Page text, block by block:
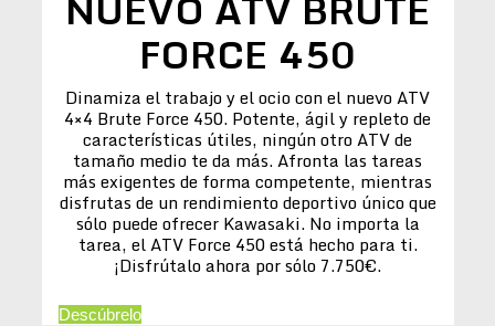
FORCE 450
Dinamiza el trabajo y el ocio con el nuevo ATV
4×4 Brute Force 450. Potente, ágil y repleto de
características útiles, ningún otro ATV de
tamaño medio te da más. Afronta las tareas
más exigentes de forma competente, mientras
disfrutas de un rendimiento deportivo único que
sólo puede ofrecer Kawasaki. No importa la
tarea, el ATV Force 450 está hecho para ti.
¡Disfrútalo ahora por sólo 7.750€.
Descúbrelo